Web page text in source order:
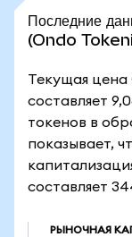
Последние
(Ondo
Текущая цена
составляет
токенов в
показывает,
составляет
РЫНОЧНАЯ